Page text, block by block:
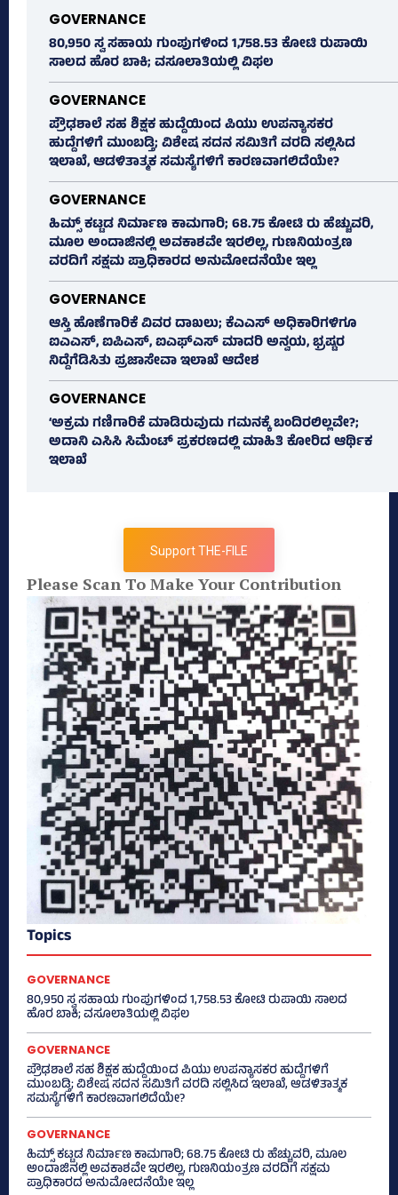
GOVERNANCE
80,950 ಸ್ವ ಸಹಾಯ ಗುಂಪುಗಳಿಂದ 1,758.53 ಕೋಟಿ ರುಪಾಯಿ
ಸಾಲದ ಹೊರ ಬಾಕಿ; ವಸೂಲಾತಿಯಲ್ಲಿ ವಿಫಲ
GOVERNANCE
ಪ್ರೌಢಶಾಲೆ ಸಹ ಶಿಕ್ಷಕ ಹುದ್ದೆಯಿಂದ ಪಿಯು ಉಪನ್ಯಾಸಕರ
ಹುದ್ದೆಗಳಿಗೆ ಮುಂಬಡ್ತಿ; ವಿಶೇಷ ಸದನ ಸಮಿತಿಗೆ ವರದಿ ಸಲ್ಲಿಸಿದ
ಇಲಾಖೆ, ಆಡಳಿತಾತ್ಮಕ ಸಮಸ್ಯೆಗಳಿಗೆ ಕಾರಣವಾಗಲಿದೆಯೇ?
GOVERNANCE
ಹಿಮ್ಸ್‌ ಕಟ್ಟಡ ನಿರ್ಮಾಣ ಕಾಮಗಾರಿ; 68.75 ಕೋಟಿ ರು ಹೆಚ್ಚುವರಿ,
ಮೂಲ ಅಂದಾಜಿನಲ್ಲಿ ಅವಕಾಶವೇ ಇರಲಿಲ್ಲ, ಗುಣನಿಯಂತ್ರಣ
ವರದಿಗೆ ಸಕ್ಷಮ ಪ್ರಾಧಿಕಾರದ ಅನುಮೋದನೆಯೇ ಇಲ್ಲ
GOVERNANCE
ಆಸ್ತಿ ಹೊಣೆಗಾರಿಕೆ ವಿವರ ದಾಖಲು; ಕೆಎಎಸ್ ಅಧಿಕಾರಿಗಳಿಗೂ
ಐಎಎಸ್‌, ಐಪಿಎಸ್‌, ಐಎಫ್‌ಎಸ್‌ ಮಾದರಿ ಅನ್ವಯ, ಭ್ರಷ್ಟರ
ನಿದ್ದೆಗೆಡಿಸಿತು ಪ್ರಜಾಸೇವಾ ಇಲಾಖೆ ಆದೇಶ
GOVERNANCE
‘ಅಕ್ರಮ ಗಣಿಗಾರಿಕೆ ಮಾಡಿರುವುದು ಗಮನಕ್ಕೆ ಬಂದಿರಲಿಲ್ಲವೇ?;
ಅದಾನಿ ಎಸಿಸಿ ಸಿಮೆಂಟ್ ಪ್ರಕರಣದಲ್ಲಿ ಮಾಹಿತಿ ಕೋರಿದ ಆರ್ಥಿಕ
ಇಲಾಖೆ
Support THE-FILE
Please Scan To Make Your Contribution
Topics
GOVERNANCE
80,950 ಸ್ವ ಸಹಾಯ ಗುಂಪುಗಳಿಂದ 1,758.53 ಕೋಟಿ ರುಪಾಯಿ ಸಾಲದ
ಹೊರ ಬಾಕಿ; ವಸೂಲಾತಿಯಲ್ಲಿ ವಿಫಲ
GOVERNANCE
ಪ್ರೌಢಶಾಲೆ ಸಹ ಶಿಕ್ಷಕ ಹುದ್ದೆಯಿಂದ ಪಿಯು ಉಪನ್ಯಾಸಕರ ಹುದ್ದೆಗಳಿಗೆ
ಮುಂಬಡ್ತಿ; ವಿಶೇಷ ಸದನ ಸಮಿತಿಗೆ ವರದಿ ಸಲ್ಲಿಸಿದ ಇಲಾಖೆ, ಆಡಳಿತಾತ್ಮಕ
ಸಮಸ್ಯೆಗಳಿಗೆ ಕಾರಣವಾಗಲಿದೆಯೇ?
GOVERNANCE
ಹಿಮ್ಸ್‌ ಕಟ್ಟಡ ನಿರ್ಮಾಣ ಕಾಮಗಾರಿ; 68.75 ಕೋಟಿ ರು ಹೆಚ್ಚುವರಿ, ಮೂಲ
ಅಂದಾಜಿನಲ್ಲಿ ಅವಕಾಶವೇ ಇರಲಿಲ್ಲ, ಗುಣನಿಯಂತ್ರಣ ವರದಿಗೆ ಸಕ್ಷಮ
ಪ್ರಾಧಿಕಾರದ ಅನುಮೋದನೆಯೇ ಇಲ್ಲ